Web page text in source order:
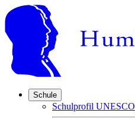
Schule
Schulprofil UNESCO